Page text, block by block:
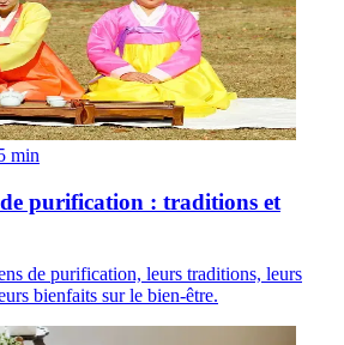
min
de purification : traditions et
de purification, leurs traditions, leurs
bienfaits sur le bien-être.